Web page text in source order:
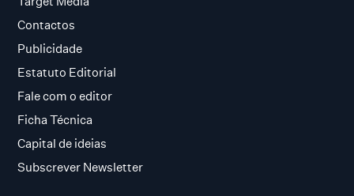
Contactos
Publicidade
Estatuto Editorial
Fale com o editor
Ficha Técnica
Capital de ideias
Subscrever Newsletter